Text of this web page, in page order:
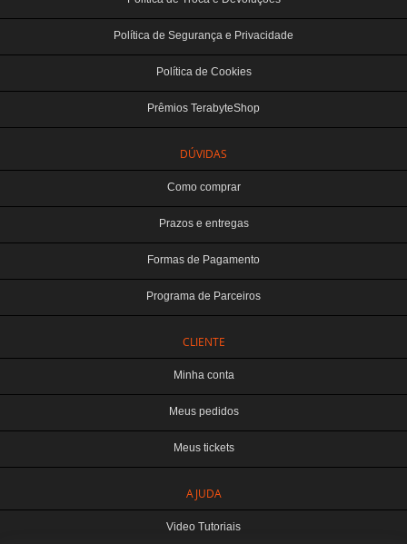
Política de Segurança e Privacidade
Política de Cookies
Prêmios TerabyteShop
DÚVIDAS
Como comprar
Prazos e entregas
Formas de Pagamento
Programa de Parceiros
CLIENTE
Minha conta
Meus pedidos
Meus tickets
AJUDA
Video Tutoriais
TERABYTE ATACADO E VAREJO DE PRODUTOS DE INFORMATICA LTDA
CNPJ: 07.993.973/0001-18 | Curitiba-PR
do Google se aplicam.